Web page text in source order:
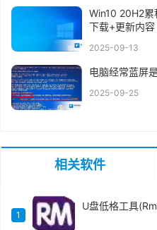
Win10 20H2
下载+更新内容
2025-09-13
电脑经常蓝屏
2025-09-25
相关软件
1
U盘低格工具